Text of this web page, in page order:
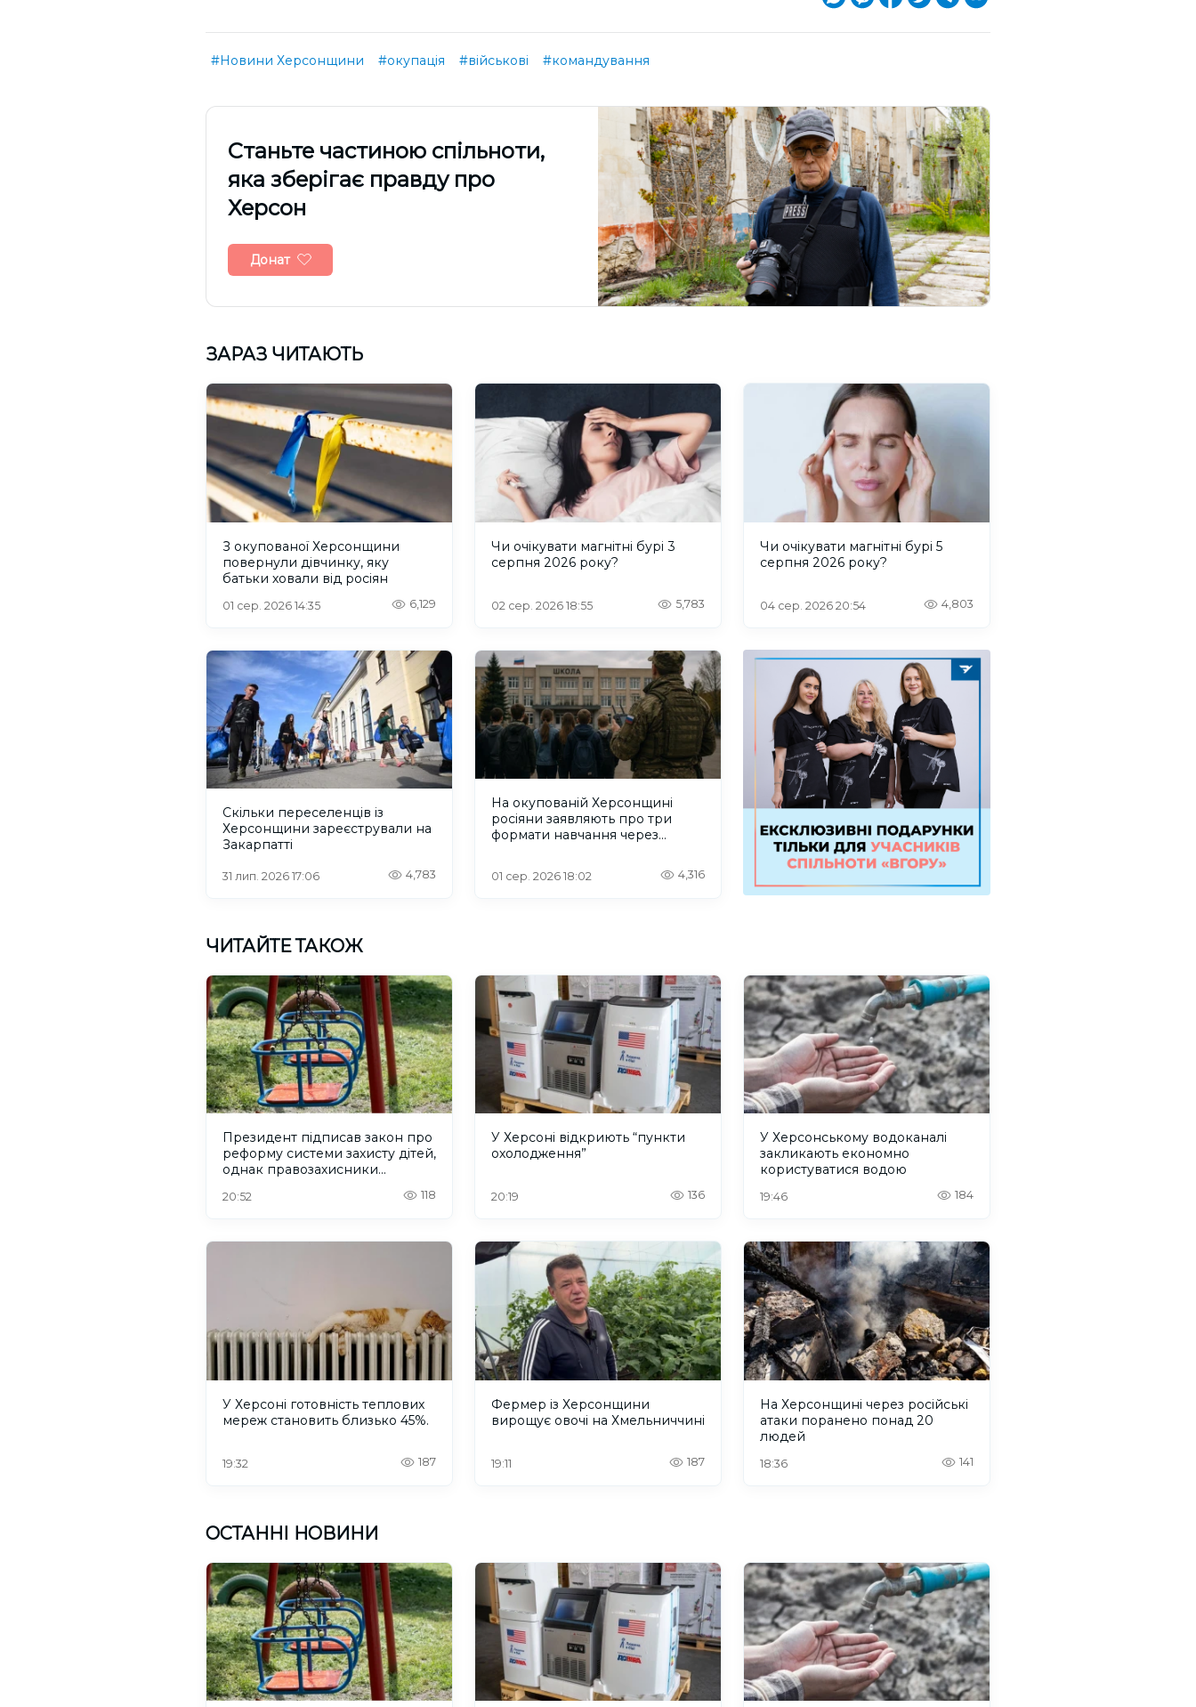
#Новини Херсонщини #окупація #військові #командування
Cтаньте частиною спільноти,
яка зберігає правду про
Херсон
Донат
ЗАРАЗ ЧИТАЮТЬ
З окупованої Херсонщини
повернули дівчинку, яку
батьки ховали від росіян
01 сер. 2026 14:35 6,129
Чи очікувати магнітні бурі 3
серпня 2026 року?
02 сер. 2026 18:55 5,783
Чи очікувати магнітні бурі 5
серпня 2026 року?
04 сер. 2026 20:54 4,803
Скільки переселенців із
Херсонщини зареєстрували на
Закарпатті
31 лип. 2026 17:06 4,783
На окупованій Херсонщині
росіяни заявляють про три
формати навчання через
01 сер. 2026 18:02 4,316
ЧИТАЙТЕ ТАКОЖ
Президент підписав закон про
реформу системи захисту дітей,
однак правозахисники
20:52 118
У Херсоні відкриють “пункти
охолодження”
20:19 136
У Херсонському водоканалі
закликають економно
користуватися водою
19:46 184
У Херсоні готовність теплових
мереж становить близько 45%.
19:32 187
Фермер із Херсонщини
вирощує овочі на Хмельниччині
19:11 187
На Херсонщині через російські
атаки поранено понад 20
людей
18:36 141
ОСТАННІ НОВИНИ